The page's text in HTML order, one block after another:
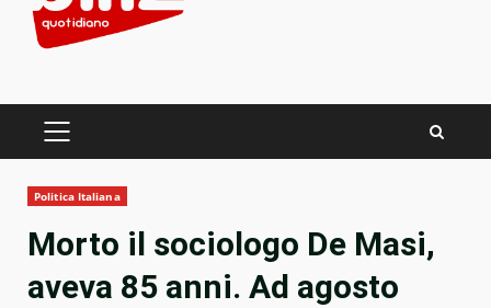
PRIMARY
Politica Italiana
Morto il sociologo De Masi,
aveva 85 anni. Ad agosto